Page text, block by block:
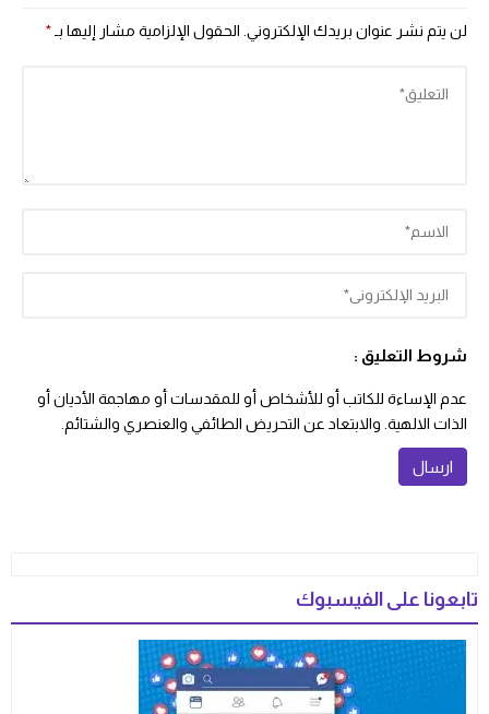
لن يتم نشر عنوان بريدك الإلكتروني. الحقول الإلزامية مشار إليها بـ*
شروط التعليق :
عدم الإساءة للكاتب أو للأشخاص أو للمقدسات أو مهاجمة الأديان أو
الذات الالهية. والابتعاد عن التحريض الطائفي والعنصري والشتائم.
تابعونا على الفيسبوك